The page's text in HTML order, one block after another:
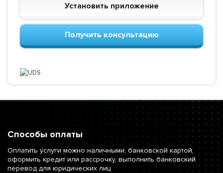
Установить приложение
Получить консультацию
Способы оплаты
Оплатить услуги можно наличными, банковской картой,
оформить кредит или рассрочку, выполнить банковский
перевод для юридических лиц